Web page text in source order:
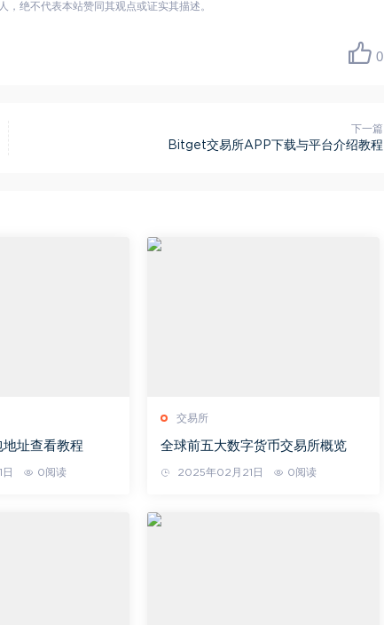
绝不代表本站赞同其观点或证实其描述。
0
下一篇
Bitget交易所APP下载与平台介绍教程
地址查看教程
0阅读
交易所
全球前五大数字货币交易所概览
2025年02月21日 0阅读